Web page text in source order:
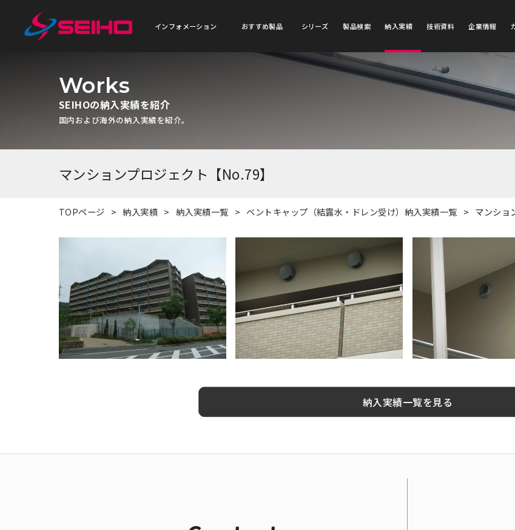
インフォメーション おすすめ製品 シリーズ 製品検索 納入実績 技術資料 企業情報
Works
SEIHOの納入実績を紹介
国内および海外の納入実績を紹介。
マンションプロジェクト【No.79】
TOPページ 納入実績 納入実績一覧 ベントキャップ（結露水・ドレン受け）納入実績一覧 マンショ
納入実績一覧を見る